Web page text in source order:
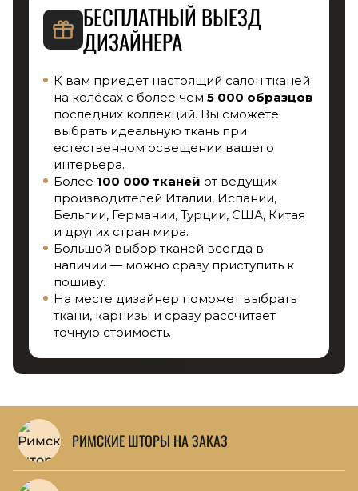
БЕСПЛАТНЫЙ ВЫЕЗД
ДИЗАЙНЕРА
К вам приедет настоящий салон тканей
на колёсах с более чем 5 000 образцов
последних коллекций. Вы сможете
выбрать идеальную ткань при
естественном освещении вашего
интерьера.
Более 100 000 тканей от ведущих
производителей Италии, Испании,
Бельгии, Германии, Турции, США, Китая
и других стран мира.
Большой выбор тканей всегда в
наличии — можно сразу приступить к
пошиву.
На месте дизайнер поможет выбрать
ткани, карнизы и сразу рассчитает
точную стоимость.
РИМСКИЕ ШТОРЫ НА ЗАКАЗ